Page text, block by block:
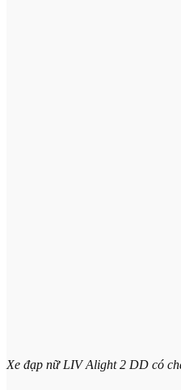
Xe đạp nữ LIV Alight 2 DD có